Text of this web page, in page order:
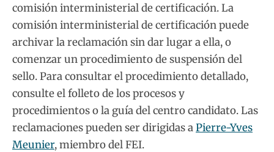
comisión interministerial de certificación. La
comisión interministerial de certificación puede
archivar la reclamación sin dar lugar a ella, o
comenzar un procedimiento de suspensión del
sello. Para consultar el procedimiento detallado,
consulte el folleto de los procesos y
procedimientos o la guía del centro candidato. Las
reclamaciones pueden ser dirigidas aPierre-Yves
Meunier, miembro del FEI.